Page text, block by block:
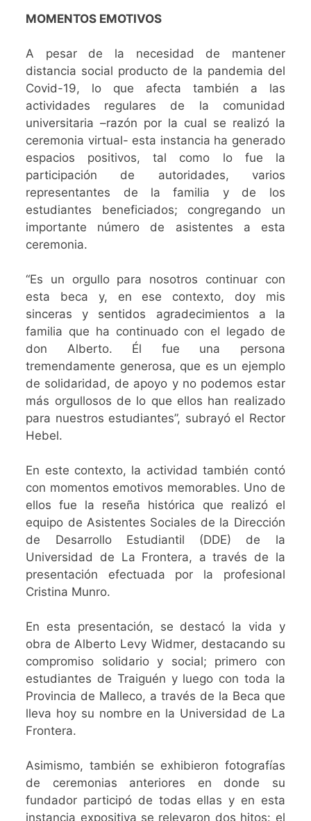
MOMENTOS EMOTIVOS
A pesar de la necesidad de mantener
distancia social producto de la pandemia del
Covid-19, lo que afecta también a las
actividades regulares de la comunidad
universitaria –razón por la cual se realizó la
ceremonia virtual- esta instancia ha generado
espacios positivos, tal como lo fue la
participación de autoridades, varios
representantes de la familia y de los
estudiantes beneficiados; congregando un
importante número de asistentes a esta
ceremonia.
“Es un orgullo para nosotros continuar con
esta beca y, en ese contexto, doy mis
sinceras y sentidos agradecimientos a la
familia que ha continuado con el legado de
don Alberto. Él fue una persona
tremendamente generosa, que es un ejemplo
de solidaridad, de apoyo y no podemos estar
más orgullosos de lo que ellos han realizado
para nuestros estudiantes”, subrayó el Rector
Hebel.
En este contexto, la actividad también contó
con momentos emotivos memorables. Uno de
ellos fue la reseña histórica que realizó el
equipo de Asistentes Sociales de la Dirección
de Desarrollo Estudiantil (DDE) de la
Universidad de La Frontera, a través de la
presentación efectuada por la profesional
Cristina Munro.
En esta presentación, se destacó la vida y
obra de Alberto Levy Widmer, destacando su
compromiso solidario y social; primero con
estudiantes de Traiguén y luego con toda la
Provincia de Malleco, a través de la Beca que
lleva hoy su nombre en la Universidad de La
Frontera.
Asimismo, también se exhibieron fotografías
de ceremonias anteriores en donde su
fundador participó de todas ellas y en esta
instancia expositiva se relevaron dos hitos: el